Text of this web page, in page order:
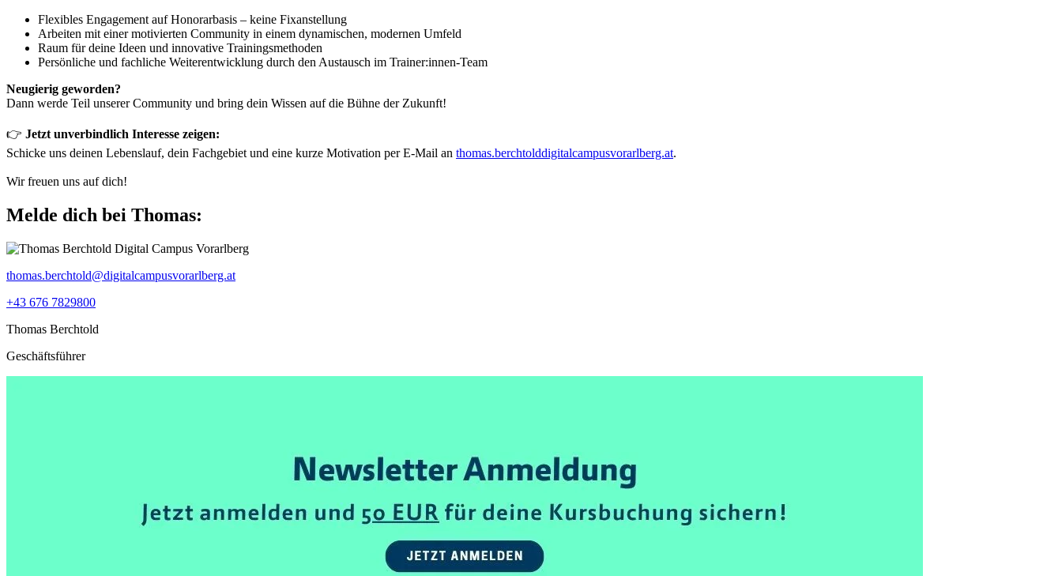
Flexibles Engagement auf Honorarbasis – keine Fixanstellung
Arbeiten mit einer motivierten Community in einem dynamischen, modernen Umfeld
Raum für deine Ideen und innovative Trainingsmethoden
Persönliche und fachliche Weiterentwicklung durch den Austausch im Trainer:innen-Team
Neugierig geworden?
Dann werde Teil unserer Community und bring dein Wissen auf die Bühne der Zukunft!
👉 Jetzt unverbindlich Interesse zeigen:
Schicke uns deinen Lebenslauf, dein Fachgebiet und eine kurze Motivation per E-Mail an thomas.berchtolddigitalcampusvorarlberg.at.
Wir freuen uns auf dich!
Melde dich bei Thomas:
thomas.berchtold@digitalcampusvorarlberg.at
+43 676 7829800
Thomas Berchtold
Geschäftsführer